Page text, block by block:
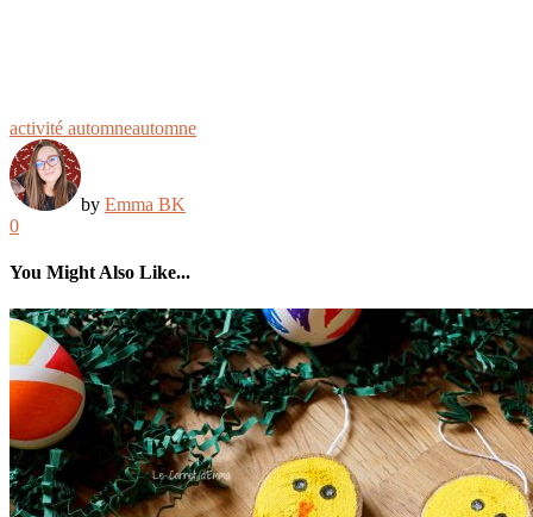
activité automneautomne
by Emma BK
0
You Might Also Like...